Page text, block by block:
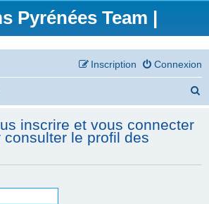
Pyrénées Team |
Connexion
Inscription
inscrire et vous connecter
consulter le profil des